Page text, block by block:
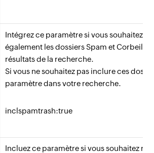
Intégrez ce paramètre si vous souhaitez
également les dossiers Spam et Corbeille
résultats de la recherche.
Si vous ne souhaitez pas inclure ces
paramètre dans votre recherche.
inclspamtrash:true
Incluez ce paramètre si vous souhaitez